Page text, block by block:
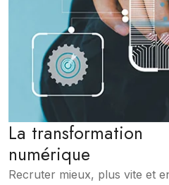
La transformation
numérique
Recruter mieux, plus vite et